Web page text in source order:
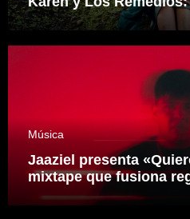
Música
Jaaziel presenta
mixtape que fusiona
electrónica desde una
inspirado en el